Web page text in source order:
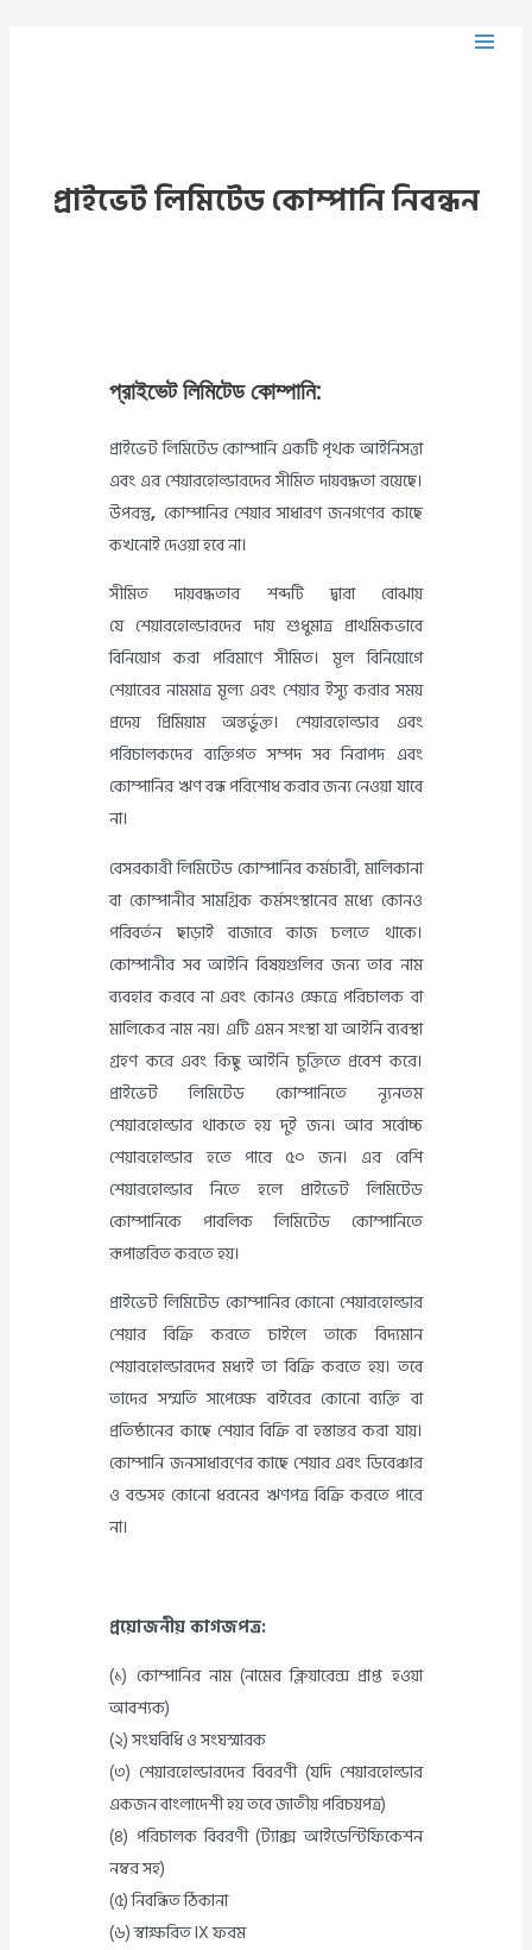
প্রাইভেট লিমিটেড কোম্পানি নিবন্ধন
প্রাইভেট লিমিটেড কোম্পানি:
প্রাইভেট লিমিটেড কোম্পানি একটি পৃথক আইনিসত্তা
এবং এর শেয়ারহোল্ডারদের সীমিত দায়বদ্ধতা রয়েছে।
উপরন্তু, কোম্পানির শেয়ার সাধারণ জনগণের কাছে
কখনোই দেওয়া হবে না।
সীমিত দায়বদ্ধতার শব্দটি দ্বারা বোঝায়
যে শেয়ারহোল্ডারদের দায় শুধুমাত্র প্রাথমিকভাবে
বিনিয়োগ করা পরিমাণে সীমিত। মূল বিনিয়োগে
শেয়ারের নামমাত্র মূল্য এবং শেয়ার ইস্যু করার সময়
প্রদেয় প্রিমিয়াম অন্তর্ভুক্ত। শেয়ারহোল্ডার এবং
পরিচালকদের ব্যক্তিগত সম্পদ সব নিরাপদ এবং
কোম্পানির ঋণ বন্ধ পরিশোধ করার জন্য নেওয়া যাবে
না।
বেসরকারী লিমিটেড কোম্পানির কর্মচারী, মালিকানা
বা কোম্পানীর সামগ্রিক কর্মসংস্থানের মধ্যে কোনও
পরিবর্তন ছাড়াই বাজারে কাজ চলতে থাকে।
কোম্পানীর সব আইনি বিষয়গুলির জন্য তার নাম
ব্যবহার করবে না এবং কোনও ক্ষেত্রে পরিচালক বা
মালিকের নাম নয়। এটি এমন সংস্থা যা আইনি ব্যবস্থা
গ্রহণ করে এবং কিছু আইনি চুক্তিতে প্রবেশ করে।
প্রাইভেট লিমিটেড কোম্পানিতে ন্যূনতম
শেয়ারহোল্ডার থাকতে হয় দুই জন। আর সর্বোচ্চ
শেয়ারহোল্ডার হতে পারে ৫০ জন। এর বেশি
শেয়ারহোল্ডার নিতে হলে প্রাইভেট লিমিটেড
কোম্পানিকে পাবলিক লিমিটেড কোম্পানিতে
রূপান্তরিত করতে হয়।
প্রাইভেট লিমিটেড কোম্পানির কোনো শেয়ারহোল্ডার
শেয়ার বিক্রি করতে চাইলে তাকে বিদ্যমান
শেয়ারহোল্ডারদের মধ্যই তা বিক্রি করতে হয়। তবে
তাদের সম্মতি সাপেক্ষে বাইরের কোনো ব্যক্তি বা
প্রতিষ্ঠানের কাছে শেয়ার বিক্রি বা হস্তান্তর করা যায়।
কোম্পানি জনসাধারণের কাছে শেয়ার এবং ডিবেঞ্চার
ও বন্ডসহ কোনো ধরনের ঋণপত্র বিক্রি করতে পারে
না।
প্রয়োজনীয় কাগজপত্র:
(১) কোম্পানির নাম (নামের ক্লিয়ারেন্স প্রাপ্ত হওয়া
আবশ্যক)
(২) সংঘবিধি ও সংঘস্মারক
(৩) শেয়ারহোল্ডারদের বিবরণী (যদি শেয়ারহোল্ডার
একজন বাংলাদেশী হয় তবে জাতীয় পরিচয়পত্র)
(৪) পরিচালক বিবরণী (ট্যাক্স আইডেন্টিফিকেশন
নম্বর সহ)
(৫) নিবন্ধিত ঠিকানা
(৬) স্বাক্ষরিত IX ফরম